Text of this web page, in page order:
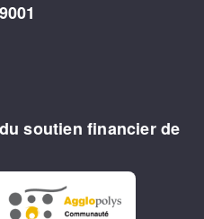
soutien financier de